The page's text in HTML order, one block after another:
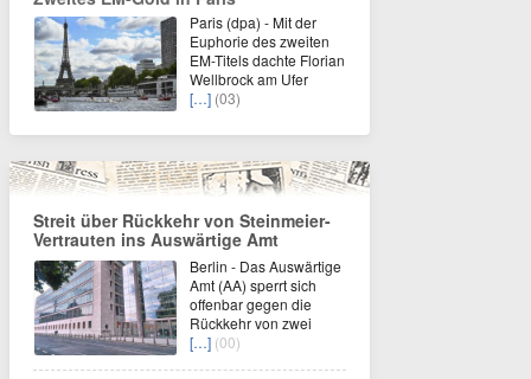
Paris (dpa) - Mit der
Euphorie des zweiten
EM-Titels dachte Florian
Wellbrock am Ufer
[…] (03)
Streit über Rückkehr von Steinmeier-
Vertrauten ins Auswärtige Amt
Berlin - Das Auswärtige
Amt (AA) sperrt sich
offenbar gegen die
Rückkehr von zwei
[…] (00)